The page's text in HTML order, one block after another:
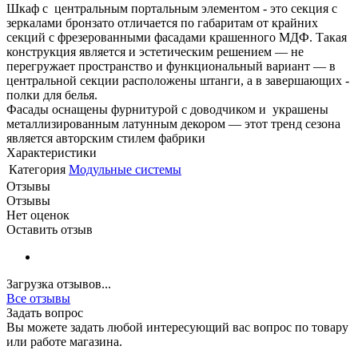
Шкаф с центральным портальным элементом - это секция с
зеркалами бронзато отличается по габаритам от крайних
секций с фрезерованными фасадами крашенного МДФ. Такая
конструкция является и эстетическим решением — не
перегружает пространство и функциональный вариант — в
центральной секции расположены штанги, а в завершающих -
полки для белья.
Фасады оснащены фурнитурой с доводчиком и украшены
металлизированным латунным декором — этот тренд сезона
является авторским стилем фабрики
Характеристики
Категория Модульные системы
Отзывы
Отзывы
Нет оценок
Оставить отзыв
Загрузка отзывов...
Все отзывы
Задать вопрос
Вы можете задать любой интересующий вас вопрос по товару
или работе магазина.